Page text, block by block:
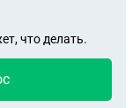
что делать.